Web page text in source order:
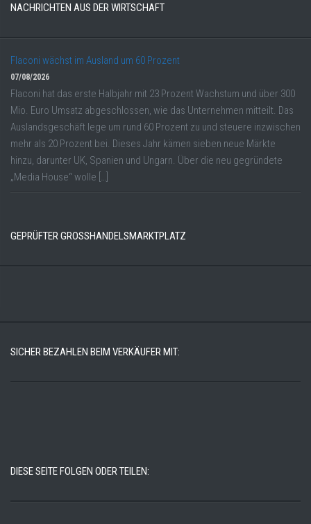
NACHRICHTEN AUS DER WIRTSCHAFT
Flaconi wächst im Ausland um 60 Prozent
07/08/2026
Flaconi hat das erste Halbjahr mit 23 Prozent Wachstum und über 300
Mio. Euro Umsatz abgeschlossen, wie das Unternehmen mitteilt. Das
Auslandsgeschäft lege um rund 60 Prozent zu und steuere inzwischen
mehr als 20 Prozent bei. Dieses Jahr kämen sieben neue Märkte
hinzu, darunter UK, Spanien und Ungarn. Über die neu gegründete
„Media House“ wolle […]
GEPRÜFTER GROSSHANDELSMARKTPLATZ
SICHER BEZAHLEN BEIM VERKÄUFER MIT:
DIESE SEITE FOLGEN ODER TEILEN: